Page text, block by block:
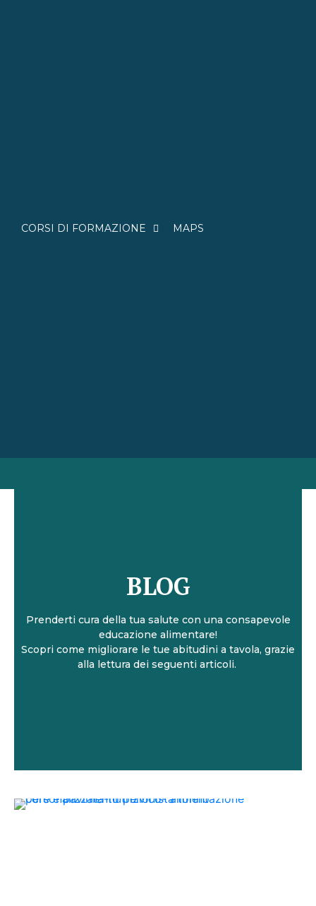
CORSI DI FORMAZIONE MAPS
BLOG
Prenderti cura della tua salute con una consapevole
educazione alimentare!
Scopri come migliorare le tue abitudini a tavola, grazie
alla lettura dei seguenti articoli.